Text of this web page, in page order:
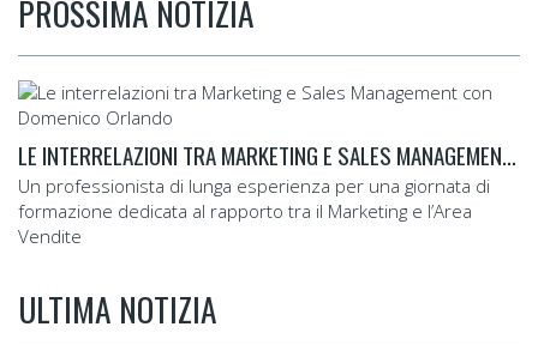
PROSSIMA NOTIZIA
LE INTERRELAZIONI TRA MARKETING E SALES MANAGEMENT CON DOMENICO ORLANDO
Un professionista di lunga esperienza per una giornata di
formazione dedicata al rapporto tra il Marketing e l’Area
Vendite
ULTIMA NOTIZIA